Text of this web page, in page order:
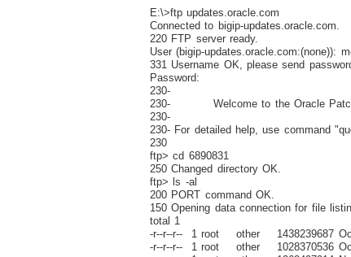
E:\>ftp updates.oracle.com
Connected to bigip-updates.oracle.com.
220 FTP server ready.
User (bigip-updates.oracle.com:(none)):
331 Username OK, please send
Password:
230-
230- Welcome to the Oracle Patch
230-
230- For detailed help, use command
230
ftp> cd 6890831
250 Changed directory OK.
ftp> ls -al
200 PORT command OK.
150 Opening data connection for file
total 1
-r--r--r-- 1 root other 1438239687 Oct
-r--r--r-- 1 root other 1028370536 Oct